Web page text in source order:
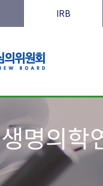
IRB
생명의학